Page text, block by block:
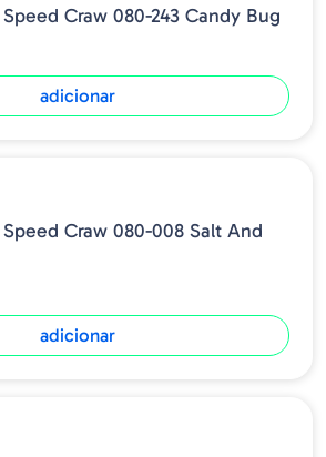
Craw 080-243 Candy Bug
adicionar
Craw 080-008 Salt And
adicionar